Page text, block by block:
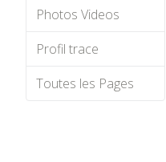
Photos Videos
Profil trace
Toutes les Pages